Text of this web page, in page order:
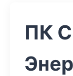
ПК